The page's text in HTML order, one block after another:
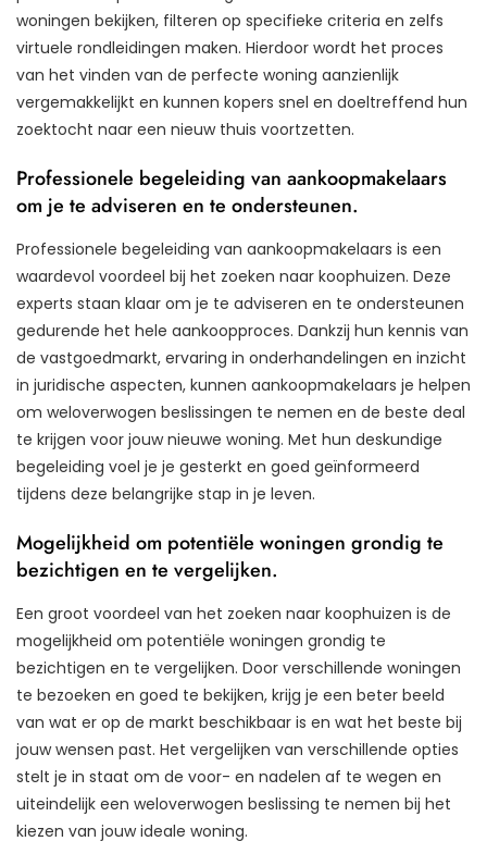
woningen bekijken, filteren op specifieke criteria en zelfs
virtuele rondleidingen maken. Hierdoor wordt het proces
van het vinden van de perfecte woning aanzienlijk
vergemakkelijkt en kunnen kopers snel en doeltreffend hun
zoektocht naar een nieuw thuis voortzetten.
Professionele begeleiding van aankoopmakelaars
om je te adviseren en te ondersteunen.
Professionele begeleiding van aankoopmakelaars is een
waardevol voordeel bij het zoeken naar koophuizen. Deze
experts staan klaar om je te adviseren en te ondersteunen
gedurende het hele aankoopproces. Dankzij hun kennis van
de vastgoedmarkt, ervaring in onderhandelingen en inzicht
in juridische aspecten, kunnen aankoopmakelaars je helpen
om weloverwogen beslissingen te nemen en de beste deal
te krijgen voor jouw nieuwe woning. Met hun deskundige
begeleiding voel je je gesterkt en goed geïnformeerd
tijdens deze belangrijke stap in je leven.
Mogelijkheid om potentiële woningen grondig te
bezichtigen en te vergelijken.
Een groot voordeel van het zoeken naar koophuizen is de
mogelijkheid om potentiële woningen grondig te
bezichtigen en te vergelijken. Door verschillende woningen
te bezoeken en goed te bekijken, krijg je een beter beeld
van wat er op de markt beschikbaar is en wat het beste bij
jouw wensen past. Het vergelijken van verschillende opties
stelt je in staat om de voor- en nadelen af te wegen en
uiteindelijk een weloverwogen beslissing te nemen bij het
kiezen van jouw ideale woning.